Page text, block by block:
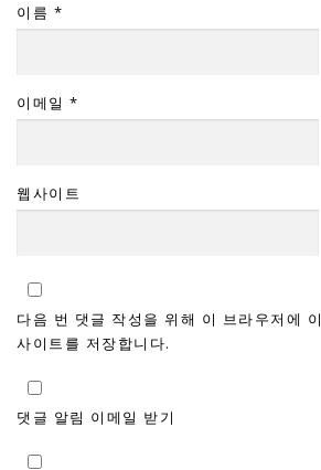
이름 *
이메일 *
웹사이트
다음 번 댓글 작성을 위해 이 브라우저에
사이트를 저장합니다.
댓글 알림 이메일 받기